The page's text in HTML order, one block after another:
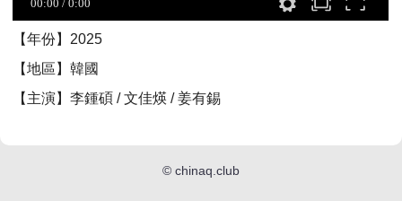
【年份】2025
【地區】韓國
【主演】李鍾碩 / 文佳煐 / 姜有錫
© chinaq.club